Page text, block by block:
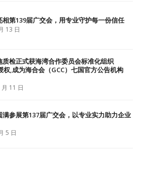
相第139届广交会，用专业守护每一份信任
13 日
质检正式获海湾合作委员会标准化组织
权,成为海合会（GCC）七国官方公告机构
11 日
满参展第137届广交会，以专业实力助力企业
5 日